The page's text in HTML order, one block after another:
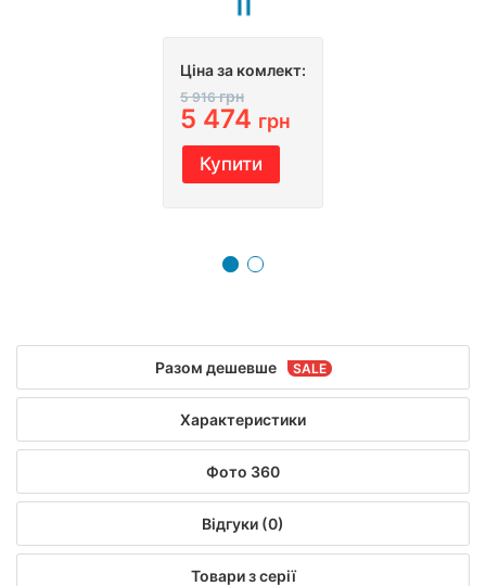
Ціна за комлект:
5 916грн
5 474 грн
Купити
Разом дешевше
Характеристики
Фото 360
Відгуки (0)
Товари з серії